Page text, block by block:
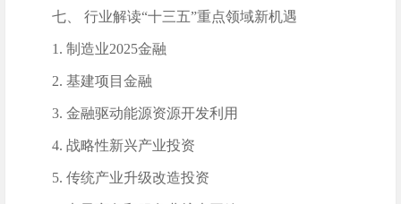
七、 行业解读“十三五”重点领域新机遇
1. 制造业2025金融
2. 基建项目金融
3. 金融驱动能源资源开发利用
4. 战略性新兴产业投资
5. 传统产业升级改造投资